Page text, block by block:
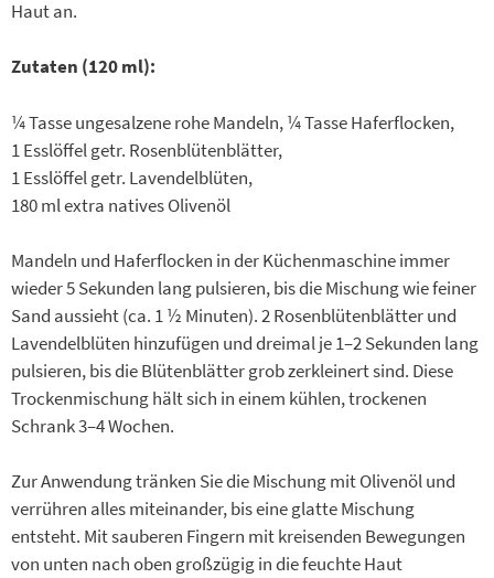
Haut an.
Zutaten (120 ml):
¼ Tasse ungesalzene rohe Mandeln, ¼ Tasse Haferflocken,
1 Esslöffel getr. Rosenblütenblätter,
1 Esslöffel getr. Lavendelblüten,
180 ml extra natives Olivenöl
Mandeln und Haferflocken in der Küchenmaschine immer
wieder 5 Sekunden lang pulsieren, bis die Mischung wie feiner
Sand aussieht (ca. 1 ½ Minuten). 2 Rosenblütenblätter und
Lavendelblüten hinzufügen und dreimal je 1–2 Sekunden lang
pulsieren, bis die Blütenblätter grob zerkleinert sind. Diese
Trockenmischung hält sich in einem kühlen, trockenen
Schrank 3–4 Wochen.
Zur Anwendung tränken Sie die Mischung mit Olivenöl und
verrühren alles miteinander, bis eine glatte Mischung
entsteht. Mit sauberen Fingern mit kreisenden Bewegungen
von unten nach oben großzügig in die feuchte Haut